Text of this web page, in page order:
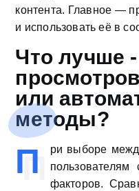
контента. Главное —
и использовать её в
Что лучше -
или
методы?
П
ри выборе
пользователям
факторов.